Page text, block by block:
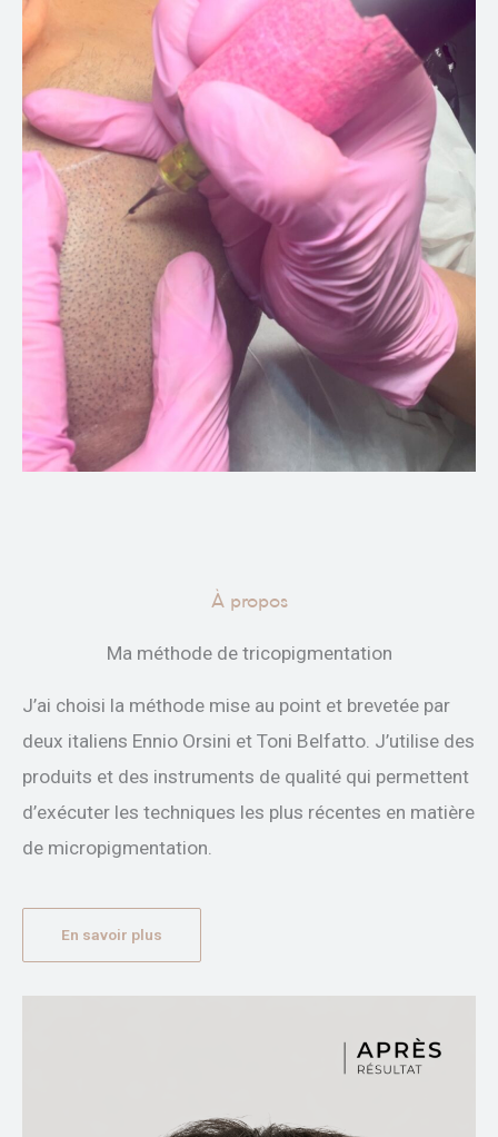
À propos
Ma méthode de tricopigmentation
J’ai choisi la méthode mise au point et brevetée par
deux italiens Ennio Orsini et Toni Belfatto. J’utilise des
produits et des instruments de qualité qui permettent
d’exécuter les techniques les plus récentes en matière
de micropigmentation.
En savoir plus